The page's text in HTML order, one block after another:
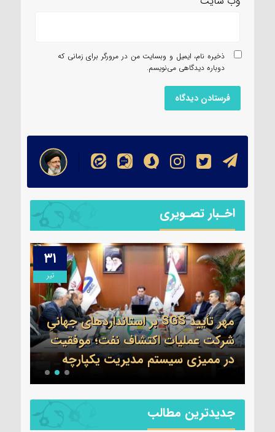
ذخیره نام، ایمیل و وبسایت من در مرورگر برای زمانی که
دوباره دیدگاهی می‌نویسم.
اخـبار تصـویری
۳۱
تیر
مهر تأیید SGS بر استانداردهای جهانیِ
شرکت عملیات اکتشاف نفت؛ موفقیت
در ممیزی سیستم مدیریت یکپارچه
جدیدترین مطالب